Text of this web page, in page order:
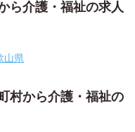
ら介護・福祉の求人
山県
村から介護・福祉の